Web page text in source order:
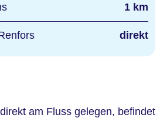
1 km
direkt
am Fluss gelegen, befindet